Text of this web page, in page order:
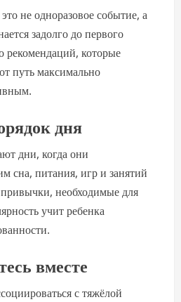
не одноразовое событие, а
задолго до первого
рекомендаций, которые
путь максимально
дня
дни, когда они
сна, питания, игр и занятий
необходимые для
учит ребенка
вместе
с тяжёлой